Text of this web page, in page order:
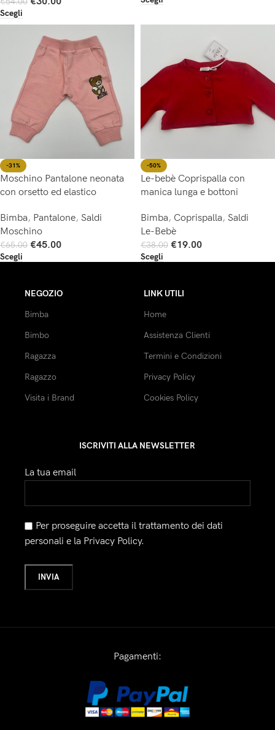
Scegli
-31%
Moschino Pantalone neonata
con orsetto ed elastico
Bimba, Pantalone, Saldi
Moschino
€65.00 €45.00
Scegli
-50%
Le-bebè Coprispalla con
manica lunga e bottoni
Bimba, Coprispalla, Saldi
Le-Bebè
€38.00 €19.00
Scegli
NEGOZIO
Bimba
Bimbo
Ragazza
Ragazzo
Visita i Brand
LINK UTILI
Home
Assistenza Clienti
Termini e Condizioni
Privacy Policy
Cookies Policy
ISCRIVITI ALLA NEWSLETTER
La tua email
Per proseguire accetta il trattamento dei dati
personali e la Privacy Policy.
Pagamenti: